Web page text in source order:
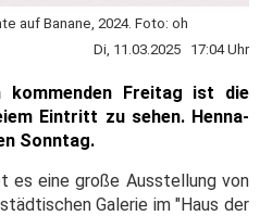
auf Banane, 2024. Foto: oh
Di, 11.03.2025 17:04 Uhr
kommenden Freitag ist die
Eintritt zu sehen. Henna-
Sonntag.
es eine große Ausstellung von
Galerie im "Haus der